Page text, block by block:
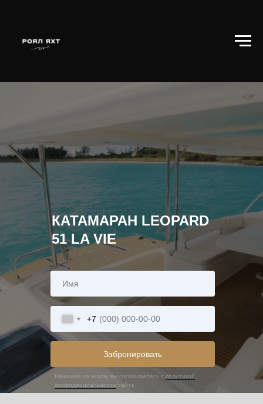
КАТАМАРАН LEOPARD
51 LA VIE
Нажимая на кнопку вы соглашаетесь с политикой
конфиденциальности сайта
+7
Забронировать